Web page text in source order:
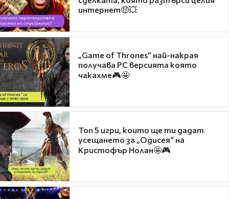
интернет🤑💥
„Game of Thrones“ най-накрая
получава PC версията която
чакахме🎮🤩
Топ 5 игри, които ще ти дадат
усещането за „Одисея“ на
Кристофър Нолан🤩🎮